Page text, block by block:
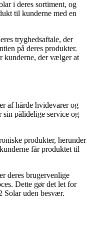
i deres sortiment, og
til kunderne med en
tryghedsaftale, der
på deres produkter.
kunderne, der vælger at
af hårde hvidevarer og
pålidelige service og
produkter, herunder
får produktet til
deres brugervenlige
Dette gør det let for
Solar uden besvær.